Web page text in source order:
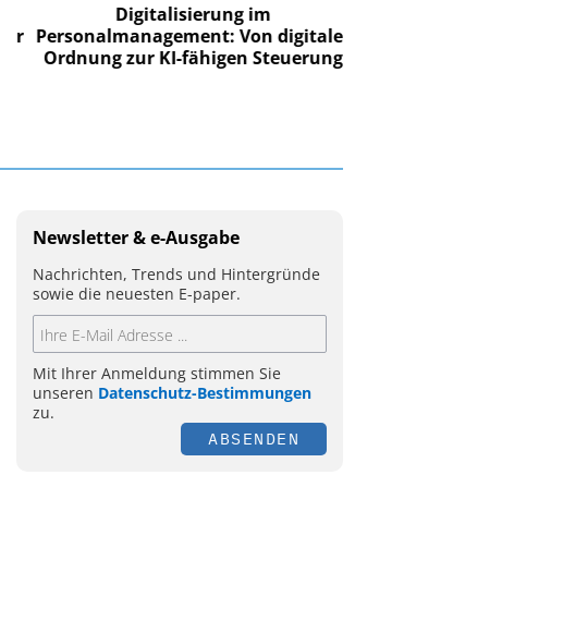
Digitalisierung im
Personalmanagement: Von digitaler
Ordnung zur KI-fähigen Steuerung
Newsletter & e-Ausgabe
Nachrichten, Trends und Hintergründe
sowie die neuesten E-paper.
Mit Ihrer Anmeldung stimmen Sie
unseren Datenschutz-Bestimmungen
zu.
ABSENDEN